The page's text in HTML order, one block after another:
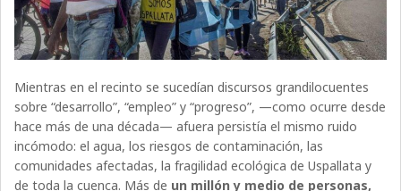
Mientras en el recinto se sucedían discursos grandilocuentes
sobre “desarrollo”, “empleo” y “progreso”, —como ocurre desde
hace más de una década— afuera persistía el mismo ruido
incómodo: el agua, los riesgos de contaminación, las
comunidades afectadas, la fragilidad ecológica de Uspallata y
de toda la cuenca. Más de un millón y medio de personas,